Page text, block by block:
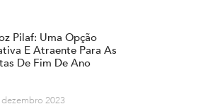
Pilaf: Uma Opção
E Atraente Para As
De Fim De Ano
dezembro 2023